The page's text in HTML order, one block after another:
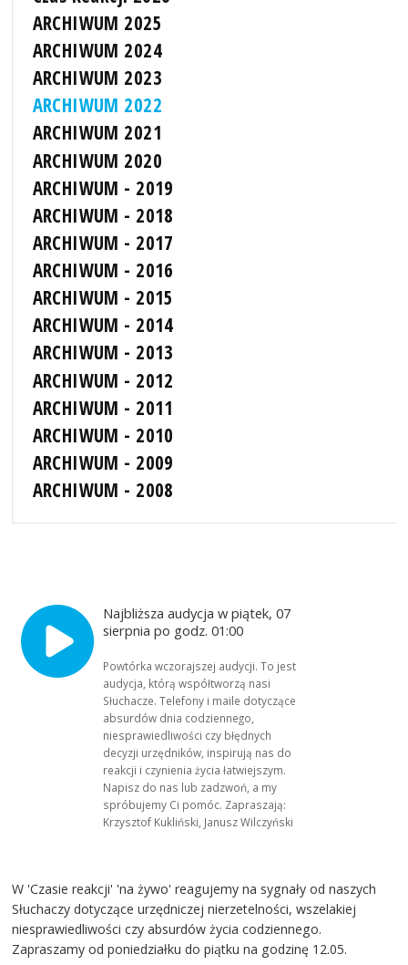
ARCHIWUM 2025
ARCHIWUM 2024
ARCHIWUM 2023
ARCHIWUM 2022
ARCHIWUM 2021
ARCHIWUM 2020
ARCHIWUM - 2019
ARCHIWUM - 2018
ARCHIWUM - 2017
ARCHIWUM - 2016
ARCHIWUM - 2015
ARCHIWUM - 2014
ARCHIWUM - 2013
ARCHIWUM - 2012
ARCHIWUM - 2011
ARCHIWUM - 2010
ARCHIWUM - 2009
ARCHIWUM - 2008
Najbliższa audycja w piątek, 07
sierpnia po godz. 01:00
Powtórka wczorajszej audycji. To jest
audycja, którą współtworzą nasi
Słuchacze. Telefony i maile dotyczące
absurdów dnia codziennego,
niesprawiedliwości czy błędnych
decyzji urzędników, inspirują nas do
reakcji i czynienia życia łatwiejszym.
Napisz do nas lub zadzwoń, a my
spróbujemy Ci pomóc. Zapraszają:
Krzysztof Kukliński, Janusz Wilczyński
W 'Czasie reakcji' 'na żywo' reagujemy na sygnały od naszych
Słuchaczy dotyczące urzędniczej nierzetelności, wszelakiej
niesprawiedliwości czy absurdów życia codziennego.
Zapraszamy od poniedziałku do piątku na godzinę 12.05.